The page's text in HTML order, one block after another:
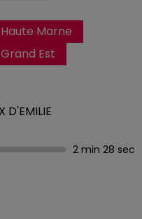
Haute Marne
Grand Est
D'EMILIE
2 min 28 sec